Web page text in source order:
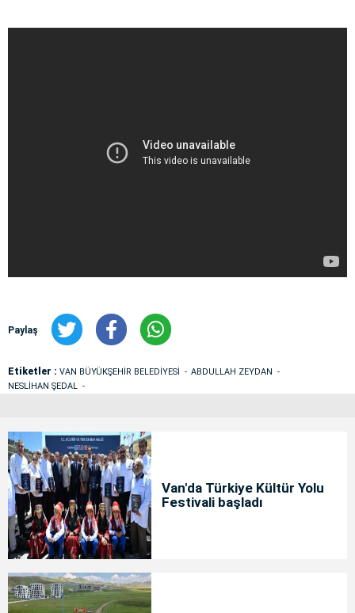
Paylaş
Etiketler : VAN BÜYÜKŞEHİR BELEDİYESİ
ABDULLAH ZEYDAN
NESLİHAN ŞEDAL
Van'da Türkiye Kültür Yolu
Festivali başladı